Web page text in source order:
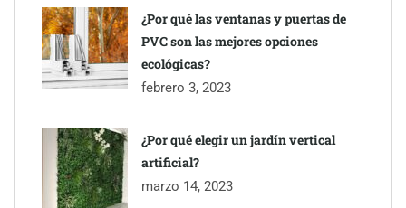
¿Por qué las ventanas y puertas de
PVC son las mejores opciones
ecológicas?
febrero 3, 2023
¿Por qué elegir un jardín vertical
artificial?
marzo 14, 2023